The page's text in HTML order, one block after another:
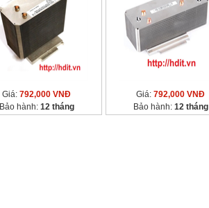
Giá: 792,000 VNĐ
Bảo hành: 12 tháng
Giá: 792,000 VNĐ
Bảo hành: 12 tháng